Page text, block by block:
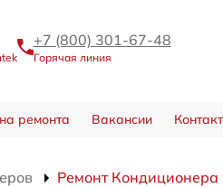
+7 (800) 301-67-48
Горячая линия
ремонта Вакансии
Ремонт Кондиционера